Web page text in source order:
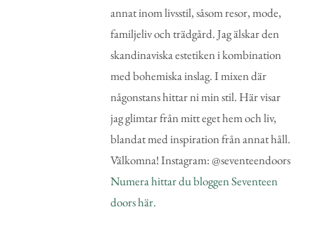
annat inom livsstil, såsom resor, mode,
familjeliv och trädgård. Jag älskar den
skandinaviska estetiken i kombination
med bohemiska inslag. I mixen där
någonstans hittar ni min stil. Här visar
jag glimtar från mitt eget hem och liv,
blandat med inspiration från annat håll.
Välkomna! Instagram: @seventeendoors
Numera hittar du bloggen Seventeen
doors här.